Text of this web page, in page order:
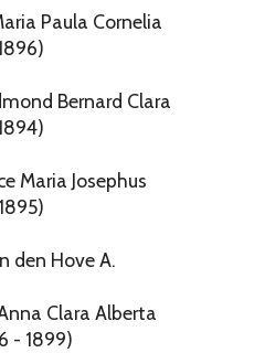
Paula Cornelia
Bernard Clara
Maria Josephus
den Hove A.
Clara Alberta
- 1899)